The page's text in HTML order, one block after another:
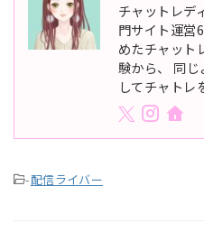
チャットレデ
門サイト運営
めたチャット
験から、 同
してチャトレ
-配信ライバー